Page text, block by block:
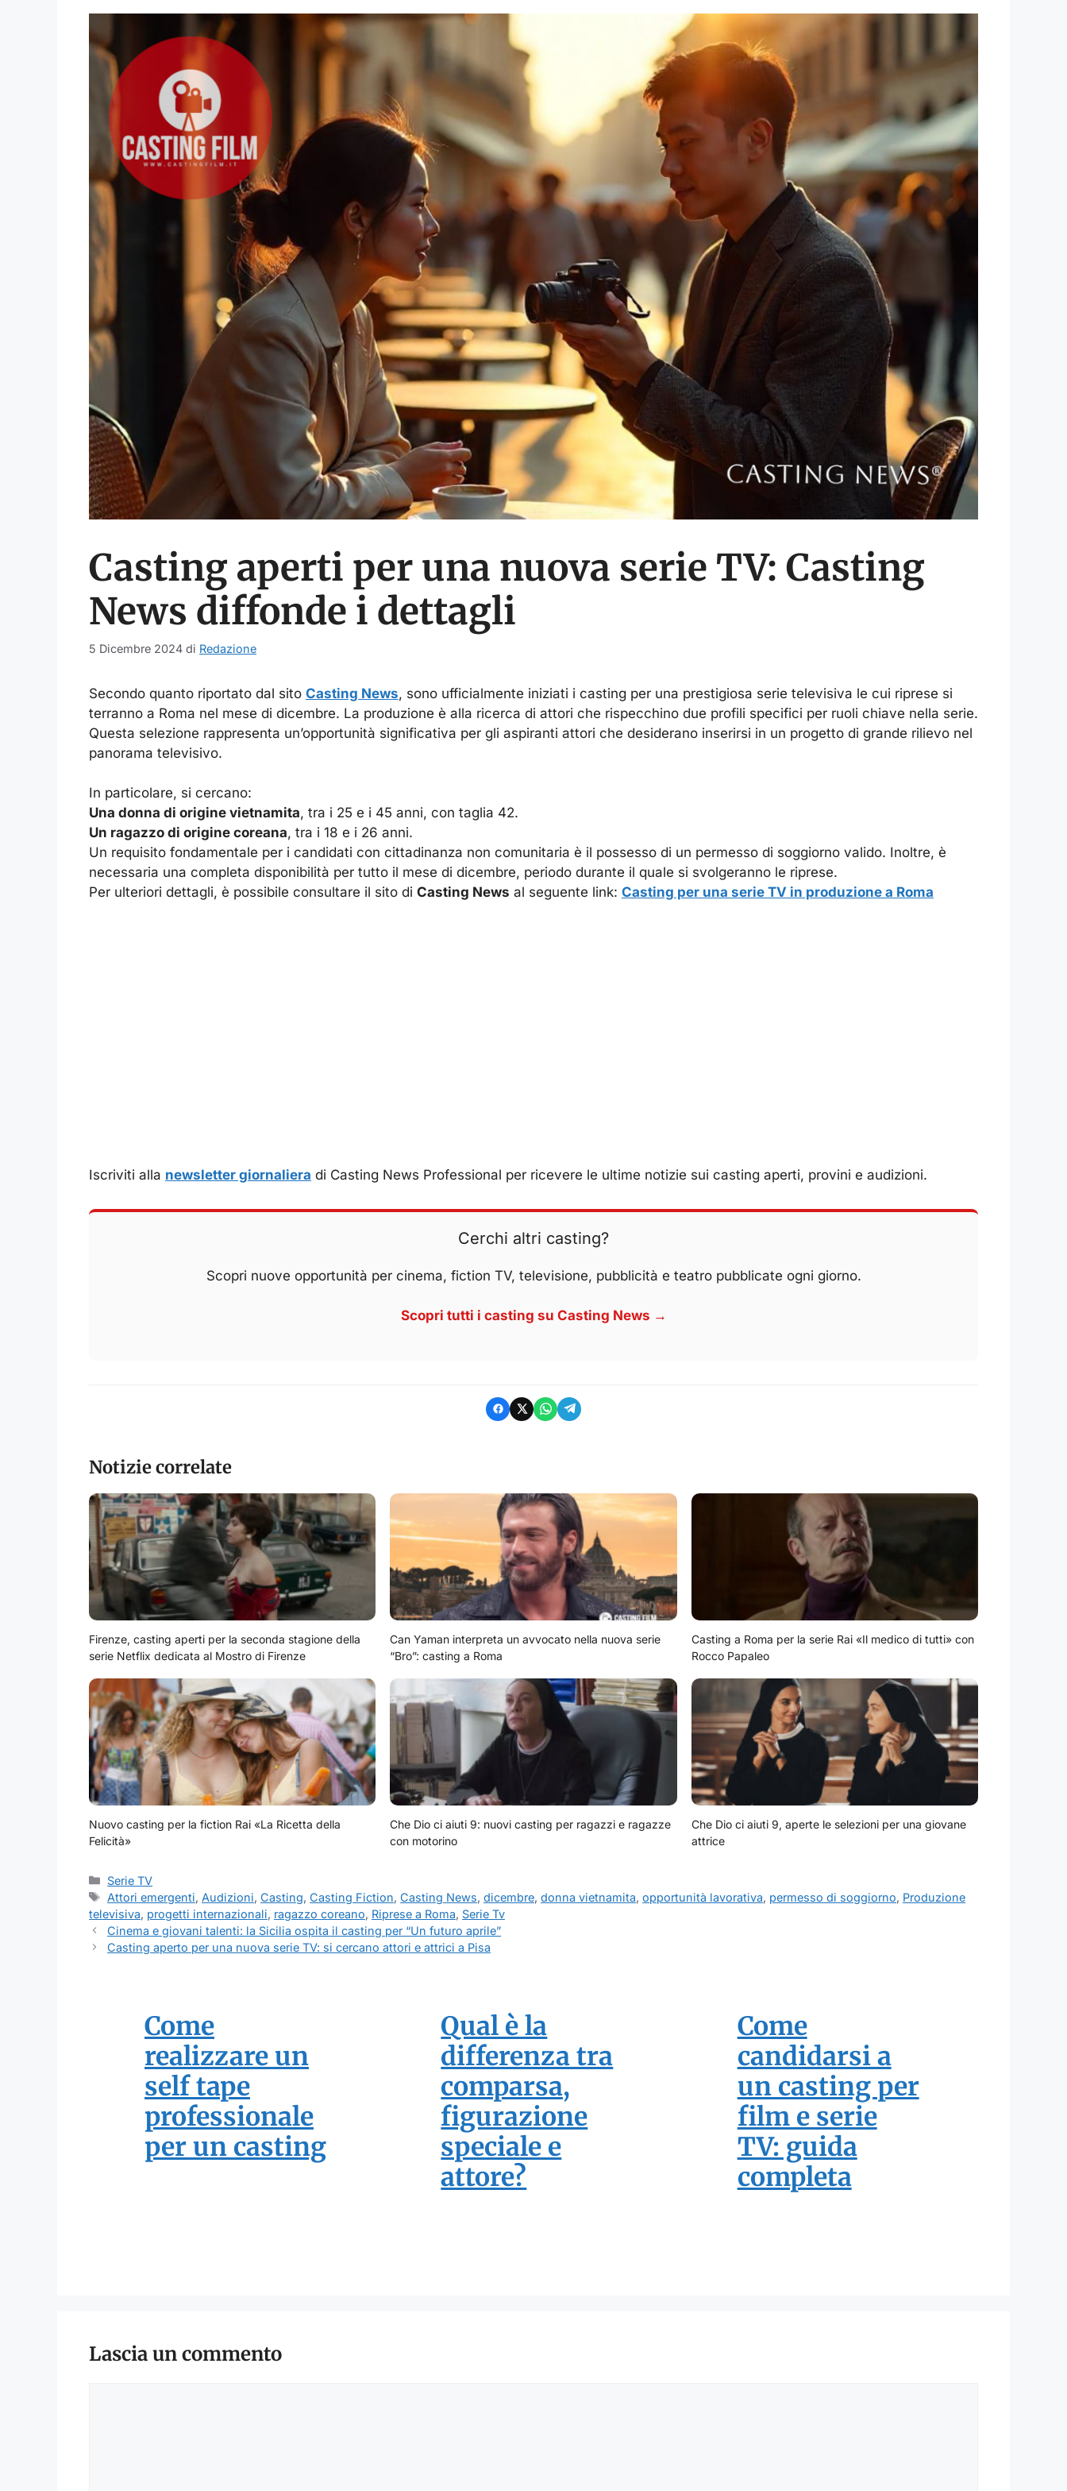
Casting aperti per una nuova serie TV: Casting
News diffonde i dettagli
5 Dicembre 2024 di Redazione
Secondo quanto riportato dal sito Casting News, sono ufficialmente iniziati i casting per una prestigiosa serie televisiva le cui riprese si
terranno a Roma nel mese di dicembre. La produzione è alla ricerca di attori che rispecchino due profili specifici per ruoli chiave nella serie.
Questa selezione rappresenta un’opportunità significativa per gli aspiranti attori che desiderano inserirsi in un progetto di grande rilievo nel
panorama televisivo.
In particolare, si cercano:
Una donna di origine vietnamita, tra i 25 e i 45 anni, con taglia 42.
Un ragazzo di origine coreana, tra i 18 e i 26 anni.
Un requisito fondamentale per i candidati con cittadinanza non comunitaria è il possesso di un permesso di soggiorno valido. Inoltre, è
necessaria una completa disponibilità per tutto il mese di dicembre, periodo durante il quale si svolgeranno le riprese.
Per ulteriori dettagli, è possibile consultare il sito di Casting News al seguente link: Casting per una serie TV in produzione a Roma
Iscriviti alla newsletter giornaliera di Casting News Professional per ricevere le ultime notizie sui casting aperti, provini e audizioni.
Cerchi altri casting?
Scopri nuove opportunità per cinema, fiction TV, televisione, pubblicità e teatro pubblicate ogni giorno.
Scopri tutti i casting su Casting News →
Notizie correlate
Firenze, casting aperti per la seconda stagione della
serie Netflix dedicata al Mostro di Firenze
Can Yaman interpreta un avvocato nella nuova serie
“Bro”: casting a Roma
Casting a Roma per la serie Rai «Il medico di tutti» con
Rocco Papaleo
Nuovo casting per la fiction Rai «La Ricetta della
Felicità»
Che Dio ci aiuti 9: nuovi casting per ragazzi e ragazze
con motorino
Che Dio ci aiuti 9, aperte le selezioni per una giovane
attrice
Categorie
Serie TV
Tag
Attori emergenti, Audizioni,Casting,Casting Fiction,Casting News,dicembre,donna vietnamita,opportunità lavorativa, permesso di soggiorno, Produzione
televisiva, progetti internazionali, ragazzo coreano, Riprese a Roma, Serie Tv
Cinema e giovani talenti: la Sicilia ospita il casting per “Un futuro aprile”
Casting aperto per una nuova serie TV: si cercano attori e attrici a Pisa
Come
realizzare un
self tape
professionale
per un casting
Qual è la
differenza tra
comparsa,
figurazione
speciale e
attore?
Come
candidarsi a
un casting per
film e serie
TV: guida
completa
Lascia un commento